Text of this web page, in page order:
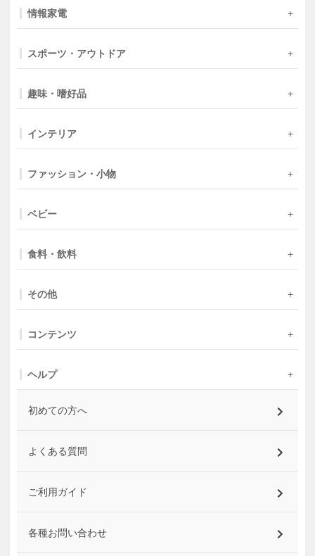
情報家電
スポーツ・アウトドア
趣味・嗜好品
インテリア
ファッション・小物
ベビー
食料・飲料
その他
コンテンツ
ヘルプ
初めての方へ
よくある質問
ご利用ガイド
各種お問い合わせ